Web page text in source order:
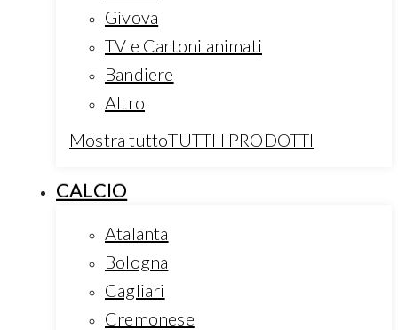
Givova
TV e Cartoni animati
Bandiere
Altro
Mostra tuttoTUTTI I PRODOTTI
CALCIO
Atalanta
Bologna
Cagliari
Cremonese